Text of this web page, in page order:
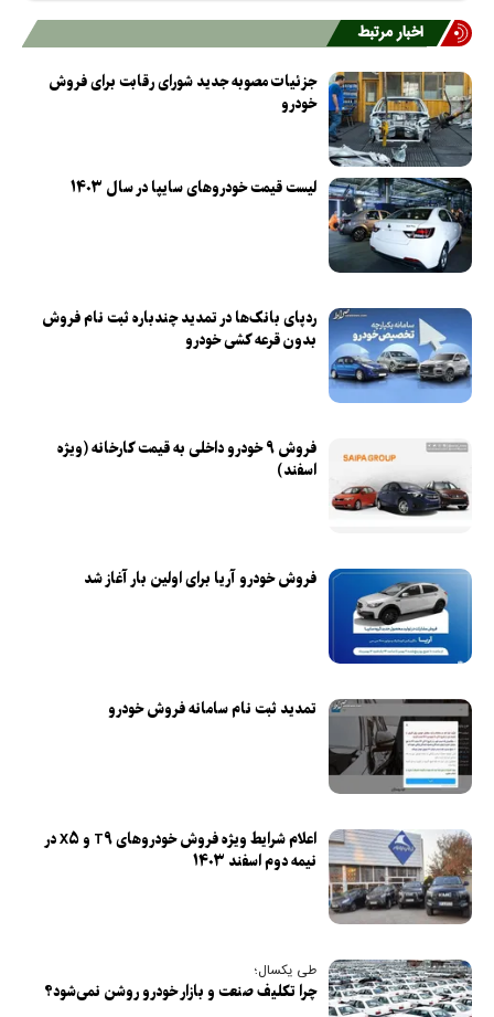
اخبار مرتبط
جزئیات مصوبه جدید شورای رقابت برای فروش
خودرو
لیست قیمت خودروهای سایپا در سال ۱۴۰۳
ردپای بانک‌ها در تمدید چندباره ثبت نام فروش
بدون قرعه کشی خودرو
فروش ۹ خودرو داخلی به قیمت کارخانه (ویژه
اسفند)
فروش خودرو آریا برای اولین بار آغاز شد
تمدید ثبت نام سامانه فروش خودرو
اعلام شرایط ویژه فروش خودرو‌های T۹ و X۵ در
نیمه دوم اسفند ۱۴۰۳
طی یکسال؛
چرا تکلیف صنعت و بازار خودرو روشن نمی‌شود؟